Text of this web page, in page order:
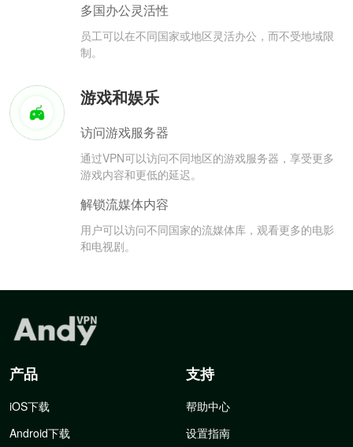
多国办公灵活性
员工可以在不同国家或地区灵活办公，而不受地域限
制。
游戏和娱乐
访问游戏服务器
通过VPN可以访问不同地区的游戏服务器，享受更多
游戏内容和更低的延迟。
解锁流媒体内容
用户可以访问不同国家的流媒体库，观看更多的电影
和电视剧。
产品
iOS下载
Android下载
支持
帮助中心
设置指南